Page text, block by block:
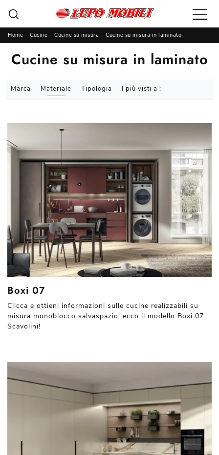
Home - Cucine - Cucine su misura - Cucine su misura in laminato
Cucine su misura in laminato
Marca Materiale Tipologia I più visti a :
Boxi 07
Clicca e ottieni informazioni sulle cucine realizzabili su
misura monoblocco salvaspazio: ecco il modello Boxi 07
Scavolini!